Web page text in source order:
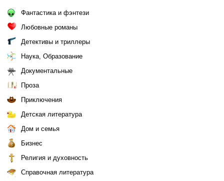
Фантастика и фэнтези
Любовные романы
Детективы и триллеры
Наука, Образование
Документальные
Проза
Приключения
Детская литература
Дом и семья
Бизнес
Религия и духовность
Справочная литература